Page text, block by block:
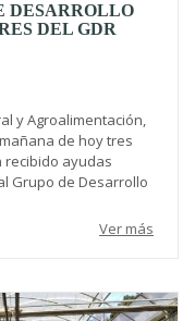
DESARROLLO
DEL GDR
y Agroalimentación,
de hoy tres
ayudas
Grupo de Desarrollo
Ver más